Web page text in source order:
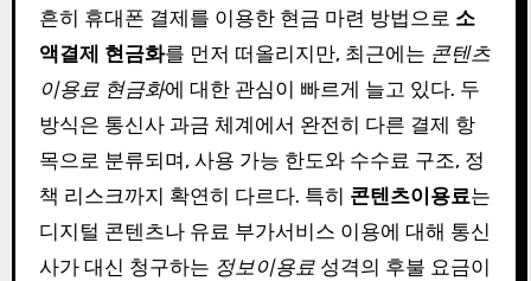
흔히 휴대폰 결제를 이용한 현금 마련 방법으로 소
액결제 현금화를 먼저 떠올리지만, 최근에는 콘텐츠
이용료 현금화에 대한 관심이 빠르게 늘고 있다. 두
방식은 통신사 과금 체계에서 완전히 다른 결제 항
목으로 분류되며, 사용 가능 한도와 수수료 구조, 정
책 리스크까지 확연히 다르다. 특히 콘텐츠이용료는
디지털 콘텐츠나 유료 부가서비스 이용에 대해 통신
사가 대신 청구하는 정보이용료성격의 후불 요금이